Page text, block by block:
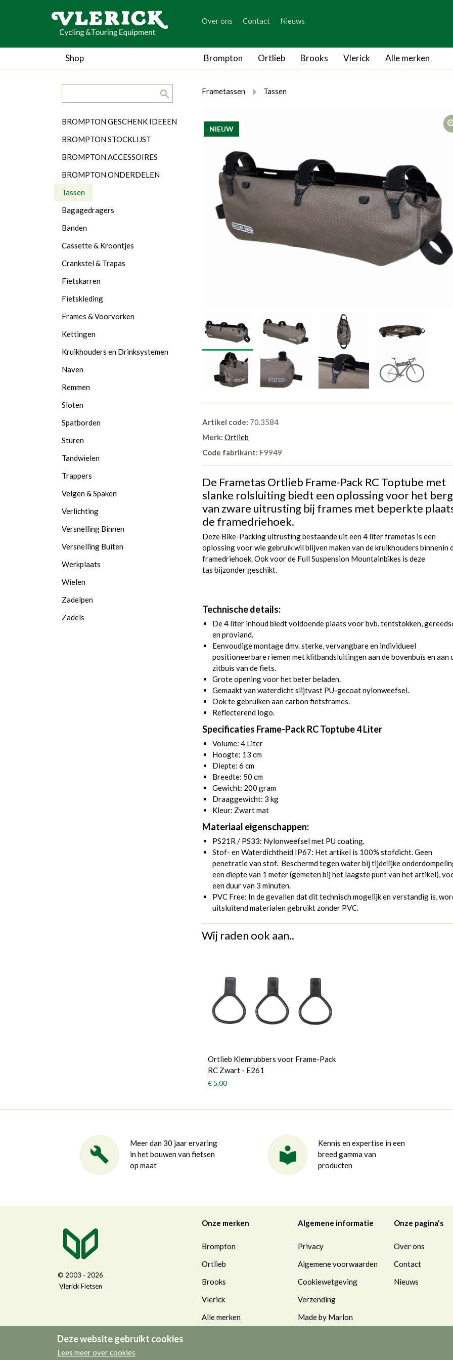
Deze website gebruikt cookies
Lees meer over cookies
generic_skip_language
Over ons Contact Nieuws
Shop Brompton Ortlieb Brooks Vlerick Alle merken
breadcrumb.here
breadcrumb.from
Frametassen breadcrumb.to
Tassen
NIEUW
Artikel code: 70.3584
Merk: Ortlieb
Code fabrikant: F9949
De Frametas Ortlieb Frame-Pack RC Toptube met
slanke rolsluiting biedt een oplossing voor het
van zware uitrusting bij frames met beperkte
de framedriehoek.
Deze Bike-Packing uitrusting bestaande uit een 4 liter frametas is een
oplossing voor wie gebruik wil blijven maken van de kruikhouders binnenin
framedriehoek. Ook voor de Full Suspension Mountainbikes is deze
tas bijzonder geschikt.
Technische details:
De 4 liter inhoud biedt voldoende plaats voor bvb. tentstokken,
en proviand.
Eenvoudige montage dmv. sterke, vervangbare en individueel
positioneerbare riemen met klitbandsluitingen aan de bovenbuis en aan
zitbuis van de fiets.
Grote opening voor het beter beladen.
Gemaakt van waterdicht slijtvast PU-gecoat nylonweefsel.
Ook te gebruiken aan carbon fietsframes.
Reflecterend logo.
Specificaties Frame-Pack RC Toptube 4 Liter
Volume: 4 Liter
Hoogte: 13 cm
Diepte: 6 cm
Breedte: 50 cm
Gewicht: 200 gram
Draaggewicht: 3 kg
Kleur: Zwart mat
Materiaal eigenschappen:
PS21R / PS33: Nylonweefsel met PU coating.
Stof- en Waterdichtheid IP67: Het artikel is 100% stofdicht. Geen
penetratie van stof. Beschermd tegen water bij tijdelijke
een diepte van 1 meter (gemeten bij het laagste punt van het artikel),
een duur van 3 minuten.
PVC Free: In de gevallen dat dit technisch mogelijk en verstandig is,
uitsluitend materialen gebruikt zonder PVC.
Wij raden ook aan..
Ortlieb Klemrubbers voor Frame-Pack
RC Zwart - E261
€ 5,00
Categorieën
BROMPTON GESCHENK IDEEEN
BROMPTON STOCKLIJST
BROMPTON ACCESSOIRES
BROMPTON ONDERDELEN
Tassen
Bagagedragers
Banden
Cassette & Kroontjes
Crankstel & Trapas
Fietskarren
Fietskleding
Frames & Voorvorken
Kettingen
Kruikhouders en Drinksystemen
Naven
Remmen
Sloten
Spatborden
Sturen
Tandwielen
Trappers
Velgen & Spaken
Verlichting
Versnelling Binnen
Versnelling Buiten
Werkplaats
Wielen
Zadelpen
Zadels
Meer dan 30 jaar ervaring
in het bouwen van fietsen
op maat
Kennis en expertise in een
breed gamma van
producten
© 2003 - 2026
Vlerick Fietsen
Onze merken
Brompton
Ortlieb
Brooks
Vlerick
Alle merken
Algemene informatie
Privacy
Algemene voorwaarden
Cookiewetgeving
Verzending
Made by Marlon
Onze pagina's
Over ons
Contact
Nieuws